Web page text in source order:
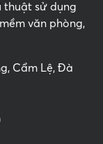
thuật sử dụng
văn phòng,
Cẩm Lệ, Đà